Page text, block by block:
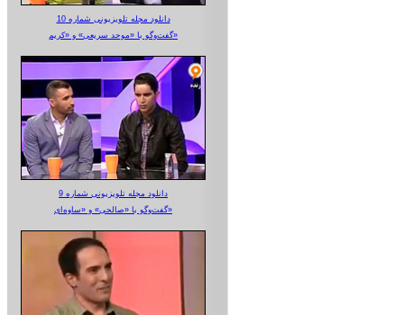
دانلود مجله تلویزیونی شماره 10
گفت‌وگو با «موحد سریعی» و «کریم»
دانلود مجله تلویزیونی شماره 9
گفت‌وگو با «صالحی» و «ساوه‌ای»